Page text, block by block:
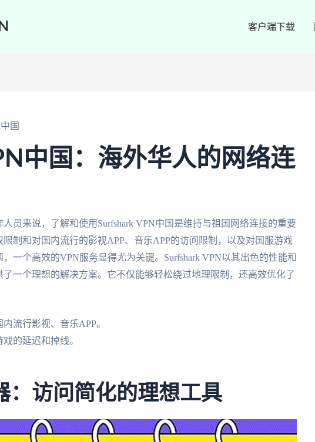
客户端下载
国
中国：海外华人的网络连
员来说，了解和使用Surfshark VPN中国是维持与祖国网络连接的重要
制和对国内流行的影视APP、音乐APP的访问限制，以及对国服游戏
一个高效的VPN服务显得尤为关键。Surfshark VPN以其出色的性能和
一个理想的解决方案。它不仅能够轻松绕过地理限制，还高效优化了
流行影视、音乐APP。
的延迟和掉线。
：访问简化的理想工具